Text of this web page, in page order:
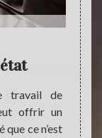
travail de
offrir un
ce n’est